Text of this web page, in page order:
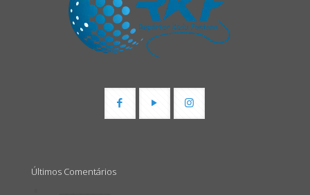
Últimos Comentários